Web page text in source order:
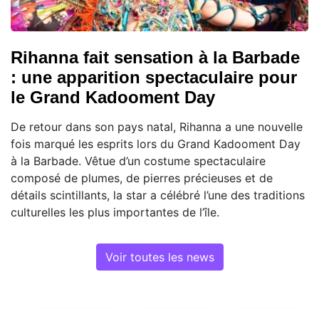
Rihanna fait sensation à la Barbade
: une apparition spectaculaire pour
le Grand Kadooment Day
De retour dans son pays natal, Rihanna a une nouvelle
fois marqué les esprits lors du Grand Kadooment Day
à la Barbade. Vêtue d’un costume spectaculaire
composé de plumes, de pierres précieuses et de
détails scintillants, la star a célébré l’une des traditions
culturelles les plus importantes de l’île.
Voir toutes les news